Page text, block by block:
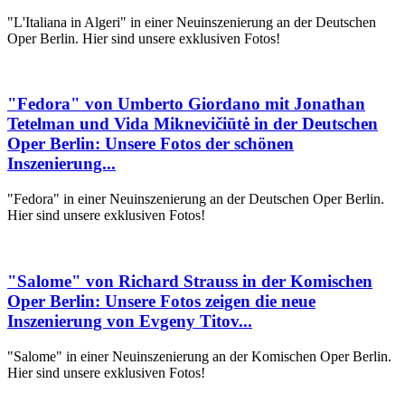
"L'Italiana in Algeri" in einer Neuinszenierung an der Deutschen
Oper Berlin. Hier sind unsere exklusiven Fotos!
"Fedora" von Umberto Giordano mit Jonathan
Tetelman und Vida Miknevičiūtė in der Deutschen
Oper Berlin: Unsere Fotos der schönen
Inszenierung...
"Fedora" in einer Neuinszenierung an der Deutschen Oper Berlin.
Hier sind unsere exklusiven Fotos!
"Salome" von Richard Strauss in der Komischen
Oper Berlin: Unsere Fotos zeigen die neue
Inszenierung von Evgeny Titov...
"Salome" in einer Neuinszenierung an der Komischen Oper Berlin.
Hier sind unsere exklusiven Fotos!